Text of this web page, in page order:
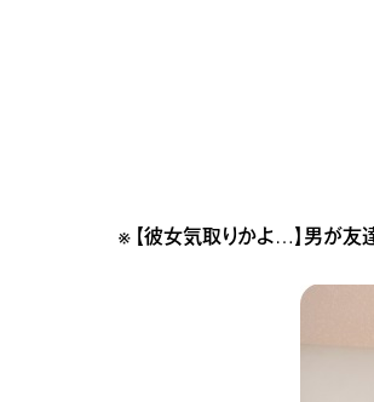
※ 【彼女気取りかよ…】男が友